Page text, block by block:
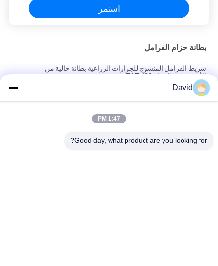
استمر
بطانة حزام الفرامل
شريط الفرامل المنسوج للجرارات الزراعية بطانة خالية من
الأسبستوس للجرار FIAT 480
شريط الفرامل المرن القائم على المطاط بطانة بطانة الفرامل
المصبوبة لشريط الفرامل
شريط الفرامل المصبوب بطانة بطانات الفرامل مصبوب مرنة لشريط
David
1:47 PM
Good day, what product are you looking for?